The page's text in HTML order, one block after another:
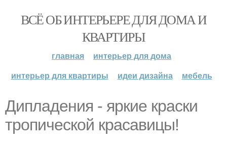
ВСЁ ОБ ИНТЕРЬЕРЕ ДЛЯ ДОМА И
КВАРТИРЫ
главная
интерьер для дома
интерьер для квартиры
идеи дизайна мебель
Дипладения - яркие краски
тропической красавицы!